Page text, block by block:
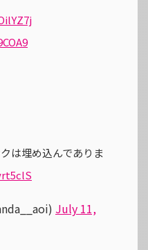
は埋め込んでありま
July 11,